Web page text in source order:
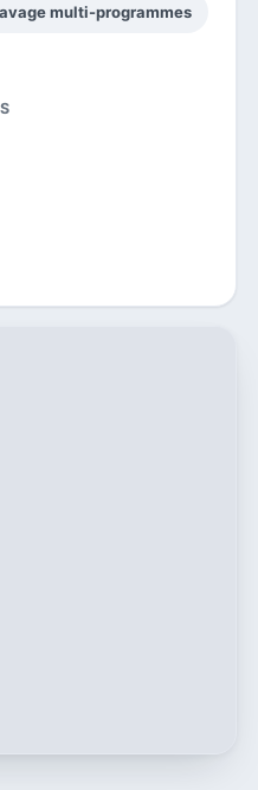
multi-programmes